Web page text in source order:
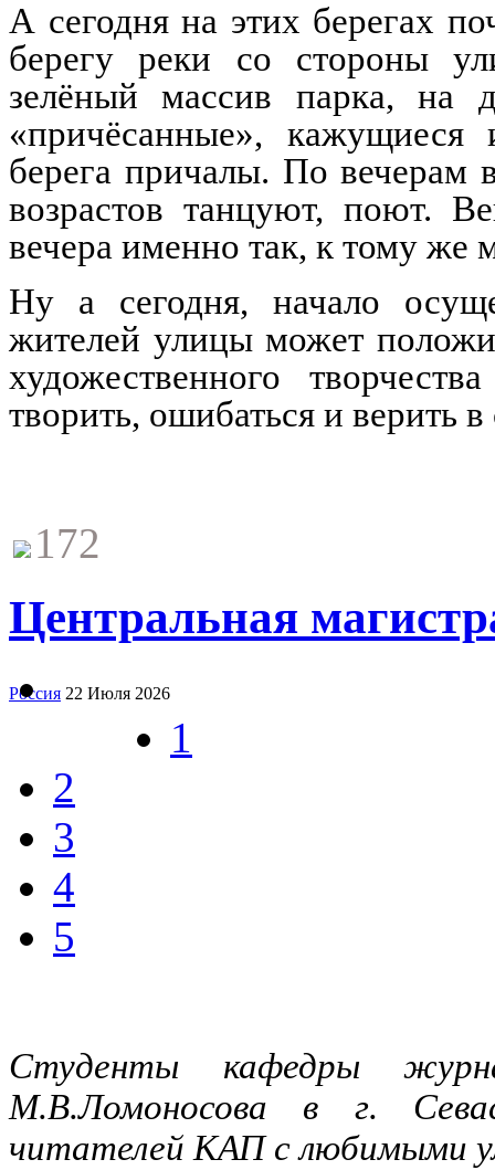
А сегодня на этих берегах
берегу реки со стороны
зелёный массив парка,
«причёсанные», кажущиеся
берега причалы. По вечерам
возрастов танцуют, поют.
вечера именно так, к тому же
Ну а сегодня, начало
жителей улицы может
художественного
творить, ошибаться и верить
172
Центральная
Россия 22 Июля 2026
1
2
3
4
5
Студенты кафедры
М.В.Ломоносова в г.
читателей КАП с любимыми